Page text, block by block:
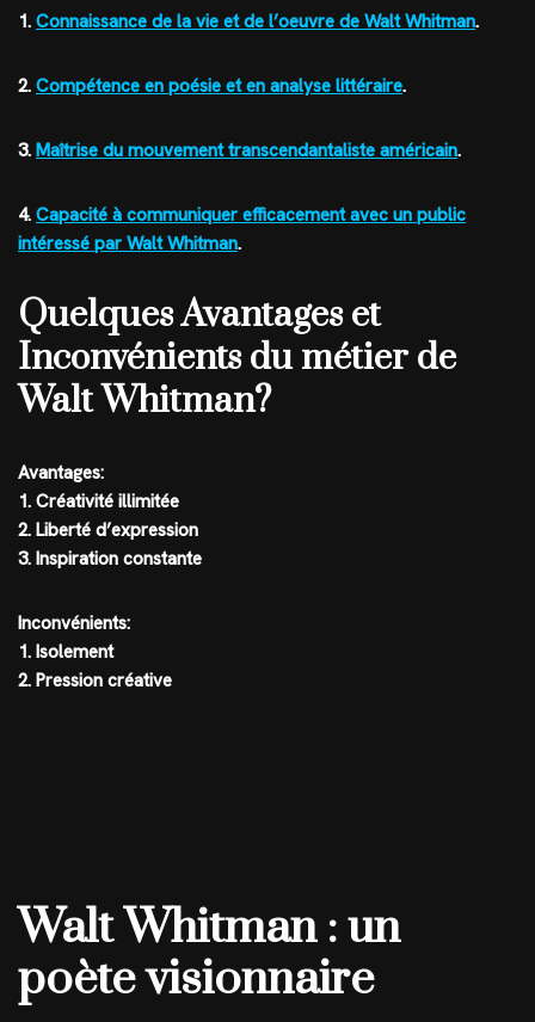
1. Connaissance de la vie et de l’oeuvre de Walt Whitman.
2. Compétence en poésie et en analyse littéraire.
3. Maîtrise du mouvement transcendantaliste américain.
4. Capacité à communiquer efficacement avec un public
intéressé par Walt Whitman.
Quelques Avantages et
Inconvénients du métier de
Walt Whitman?
Avantages:
1. Créativité illimitée
2. Liberté d’expression
3. Inspiration constante
Inconvénients:
1. Isolement
2. Pression créative
Walt Whitman : un
poète visionnaire